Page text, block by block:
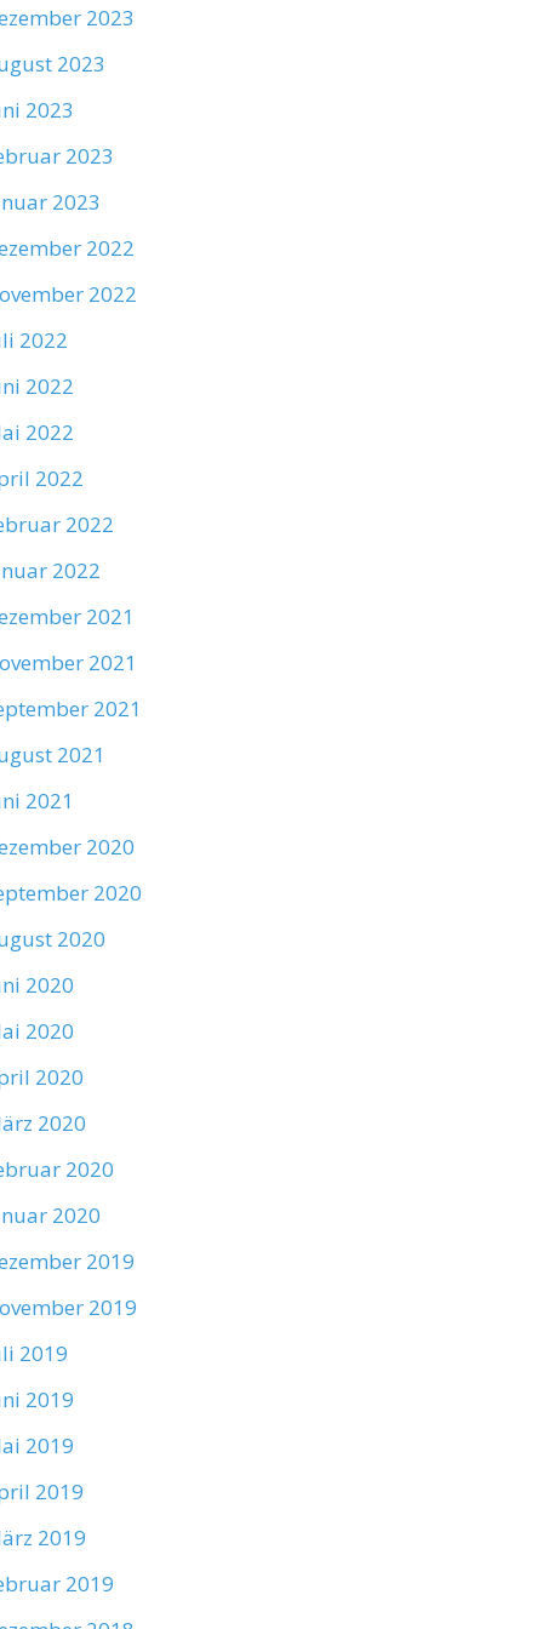
2023
2023
2023
2023
2023
2022
2022
2022
2022
2022
2022
2022
2022
2021
2021
2021
2021
2021
2020
2020
2020
2020
2020
2020
2020
2020
2020
2019
2019
2019
2019
2019
2019
2019
2019